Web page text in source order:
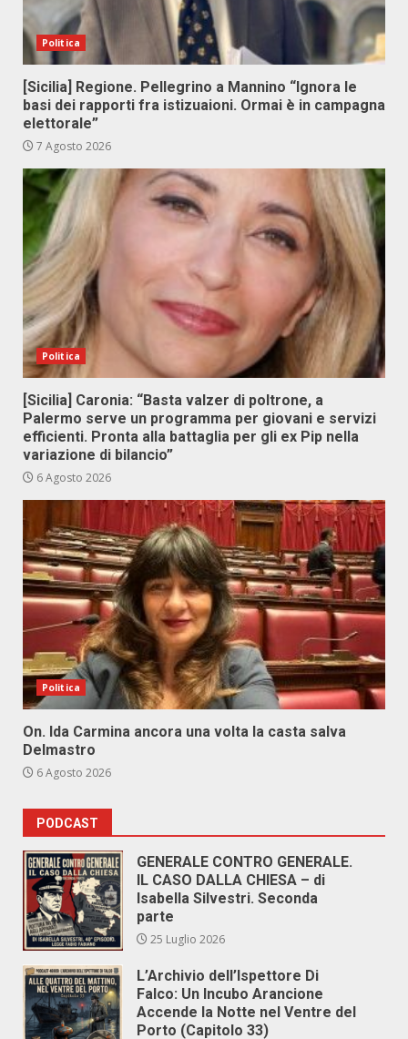
Politica
[Sicilia] Regione. Pellegrino a Mannino “Ignora le
basi dei rapporti fra istizuaioni. Ormai è in campagna
elettorale”
7 Agosto 2026
Politica
[Sicilia] Caronia: “Basta valzer di poltrone, a
Palermo serve un programma per giovani e servizi
efficienti. Pronta alla battaglia per gli ex Pip nella
variazione di bilancio”
6 Agosto 2026
Politica
On. Ida Carmina ancora una volta la casta salva
Delmastro
6 Agosto 2026
PODCAST
GENERALE CONTRO GENERALE.
IL CASO DALLA CHIESA – di
Isabella Silvestri. Seconda
parte
25 Luglio 2026
L’Archivio dell’Ispettore Di
Falco: Un Incubo Arancione
Accende la Notte nel Ventre del
Porto (Capitolo 33)